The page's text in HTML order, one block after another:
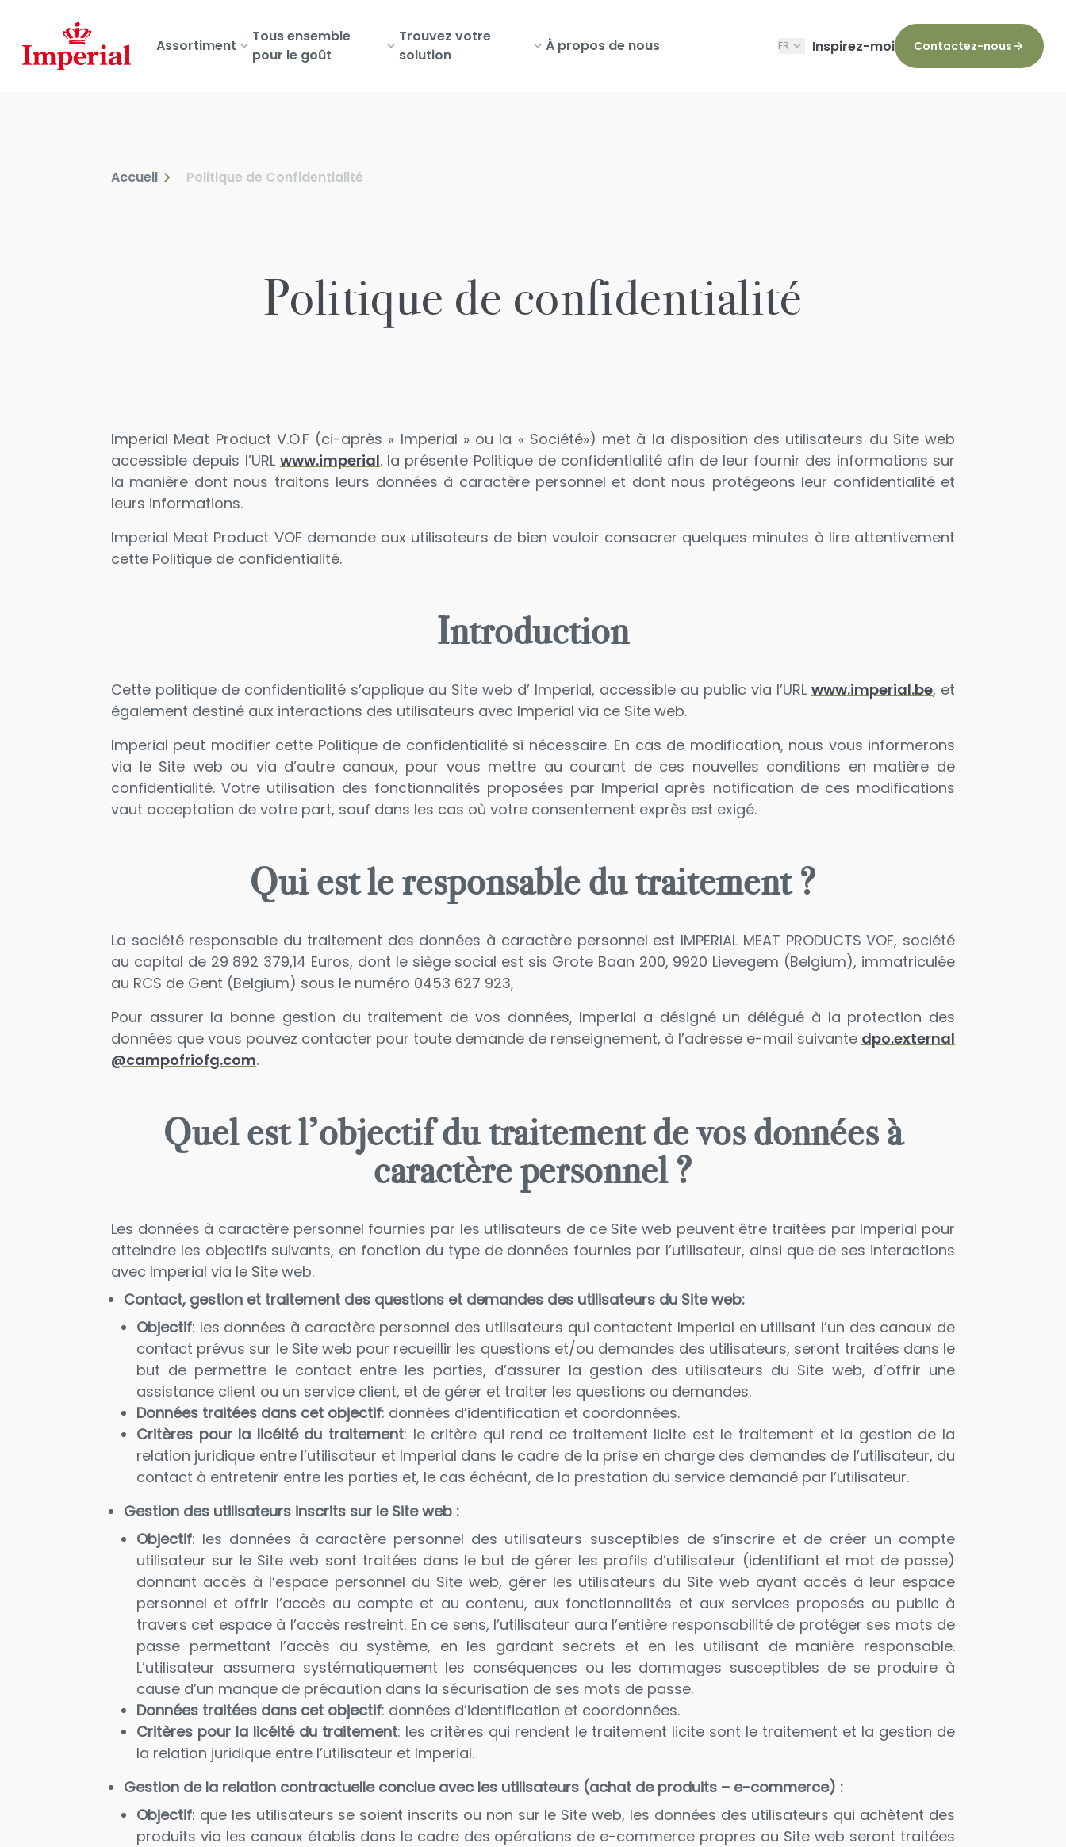
main
content
Assortiment
Tous ensemble
pour le goût
Trouvez votre
solution
À propos de nous FR Inspirez-moi Contactez-nous
Accueil Politique de Confidentialité
Politique de confidentialité
Imperial Meat Product V.O.F (ci-après « Imperial » ou la « Société») met à la disposition des utilisateurs du Site web
accessible depuis l’URL www.imperial. la présente Politique de confidentialité afin de leur fournir des informations sur
la manière dont nous traitons leurs données à caractère personnel et dont nous protégeons leur confidentialité et
leurs informations.
Imperial Meat Product VOF demande aux utilisateurs de bien vouloir consacrer quelques minutes à lire attentivement
cette Politique de confidentialité.
Introduction
Cette politique de confidentialité s’applique au Site web d’ Imperial, accessible au public via l’URL www.imperial.be, et
également destiné aux interactions des utilisateurs avec Imperial via ce Site web.
Imperial peut modifier cette Politique de confidentialité si nécessaire. En cas de modification, nous vous informerons
via le Site web ou via d’autre canaux, pour vous mettre au courant de ces nouvelles conditions en matière de
confidentialité. Votre utilisation des fonctionnalités proposées par Imperial après notification de ces modifications
vaut acceptation de votre part, sauf dans les cas où votre consentement exprès est exigé.
Qui est le responsable du traitement ?
La société responsable du traitement des données à caractère personnel est IMPERIAL MEAT PRODUCTS VOF, société
au capital de 29 892 379,14 Euros, dont le siège social est sis Grote Baan 200, 9920 Lievegem (Belgium), immatriculée
au RCS de Gent (Belgium) sous le numéro 0453 627 923,
Pour assurer la bonne gestion du traitement de vos données, Imperial a désigné un délégué à la protection des
données que vous pouvez contacter pour toute demande de renseignement, à l’adresse e-mail suivante dpo.external
@campofriofg.com.
Quel est l’objectif du traitement de vos données à
caractère personnel ?
Les données à caractère personnel fournies par les utilisateurs de ce Site web peuvent être traitées par Imperial pour
atteindre les objectifs suivants, en fonction du type de données fournies par l’utilisateur, ainsi que de ses interactions
avec Imperial via le Site web.
Contact, gestion et traitement des questions et demandes des utilisateurs du Site web:
Objectif: les données à caractère personnel des utilisateurs qui contactent Imperial en utilisant l’un des canaux de
contact prévus sur le Site web pour recueillir les questions et/ou demandes des utilisateurs, seront traitées dans le
but de permettre le contact entre les parties, d’assurer la gestion des utilisateurs du Site web, d’offrir une
assistance client ou un service client, et de gérer et traiter les questions ou demandes.
Données traitées dans cet objectif: données d’identification et coordonnées.
Critères pour la licéité du traitement: le critère qui rend ce traitement licite est le traitement et la gestion de la
relation juridique entre l’utilisateur et Imperial dans le cadre de la prise en charge des demandes de l’utilisateur, du
contact à entretenir entre les parties et, le cas échéant, de la prestation du service demandé par l’utilisateur.
Gestion des utilisateurs inscrits sur le Site web :
Objectif: les données à caractère personnel des utilisateurs susceptibles de s’inscrire et de créer un compte
utilisateur sur le Site web sont traitées dans le but de gérer les profils d’utilisateur (identifiant et mot de passe)
donnant accès à l’espace personnel du Site web, gérer les utilisateurs du Site web ayant accès à leur espace
personnel et offrir l’accès au compte et au contenu, aux fonctionnalités et aux services proposés au public à
travers cet espace à l’accès restreint. En ce sens, l’utilisateur aura l’entière responsabilité de protéger ses mots de
passe permettant l’accès au système, en les gardant secrets et en les utilisant de manière responsable.
L’utilisateur assumera systématiquement les conséquences ou les dommages susceptibles de se produire à
cause d’un manque de précaution dans la sécurisation de ses mots de passe.
Données traitées dans cet objectif: données d’identification et coordonnées.
Critères pour la licéité du traitement: les critères qui rendent le traitement licite sont le traitement et la gestion de
la relation juridique entre l’utilisateur et Imperial.
Gestion de la relation contractuelle conclue avec les utilisateurs (achat de produits – e-commerce) :
Objectif: que les utilisateurs se soient inscrits ou non sur le Site web, les données des utilisateurs qui achètent des
produits via les canaux établis dans le cadre des opérations de e-commerce propres au Site web seront traitées